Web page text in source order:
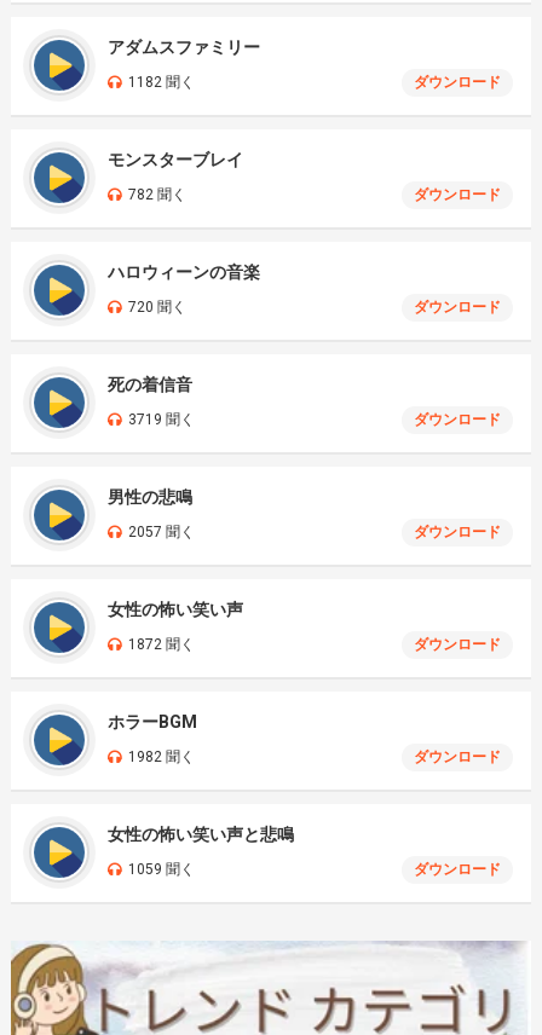
アダムスファミリー
1182 聞く ダウンロード
モンスターブレイ
782 聞く ダウンロード
ハロウィーンの音楽
720 聞く ダウンロード
死の着信音
3719 聞く ダウンロード
男性の悲鳴
2057 聞く ダウンロード
女性の怖い笑い声
1872 聞く ダウンロード
ホラーBGM
1982 聞く ダウンロード
女性の怖い笑い声と悲鳴
1059 聞く ダウンロード